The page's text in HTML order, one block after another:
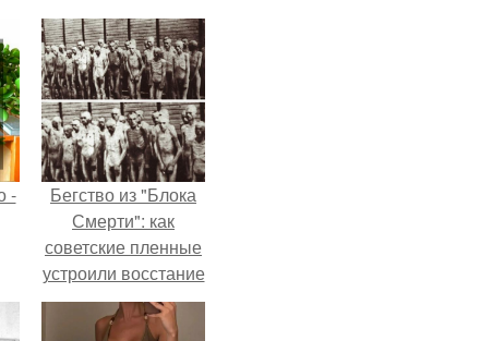
-
Бегство из "Блока
Смерти": как
советские пленные
устроили восстание
в концлагере.